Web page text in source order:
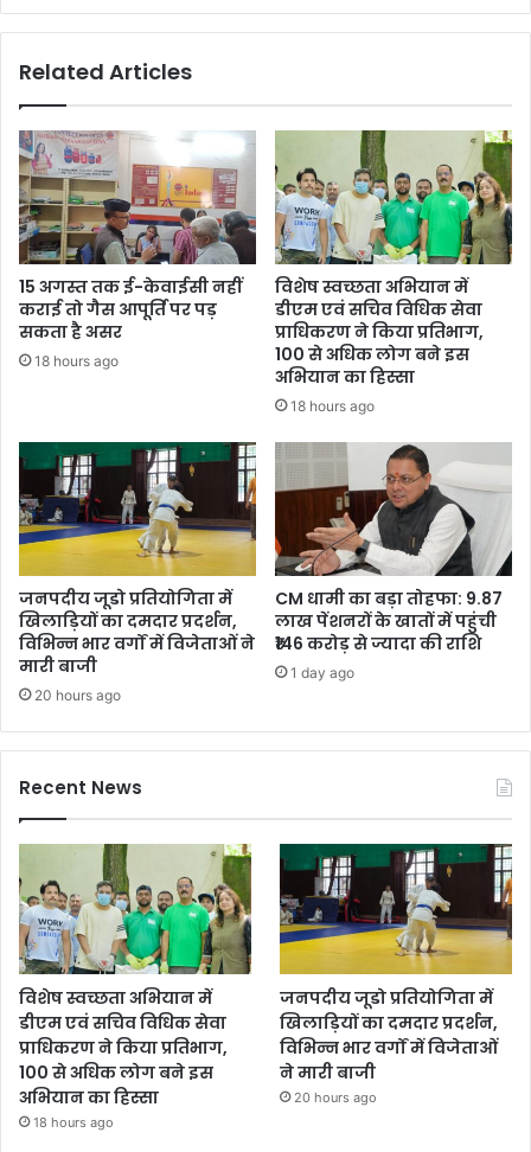
Related Articles
15 अगस्त तक ई-केवाईसी नहीं
कराई तो गैस आपूर्ति पर पड़
सकता है असर
18 hours ago
विशेष स्वच्छता अभियान में
डीएम एवं सचिव विधिक सेवा
प्राधिकरण ने किया प्रतिभाग,
100 से अधिक लोग बने इस
अभियान का हिस्सा
18 hours ago
जनपदीय जूडो प्रतियोगिता में
खिलाड़ियों का दमदार प्रदर्शन,
विभिन्न भार वर्गों में विजेताओं ने
मारी बाजी
20 hours ago
CM धामी का बड़ा तोहफा: 9.87
लाख पेंशनरों के खातों में पहुंची
₹146 करोड़ से ज्यादा की राशि
1 day ago
Recent News
विशेष स्वच्छता अभियान में
डीएम एवं सचिव विधिक सेवा
प्राधिकरण ने किया प्रतिभाग,
100 से अधिक लोग बने इस
अभियान का हिस्सा
18 hours ago
जनपदीय जूडो प्रतियोगिता में
खिलाड़ियों का दमदार प्रदर्शन,
विभिन्न भार वर्गों में विजेताओं
ने मारी बाजी
20 hours ago